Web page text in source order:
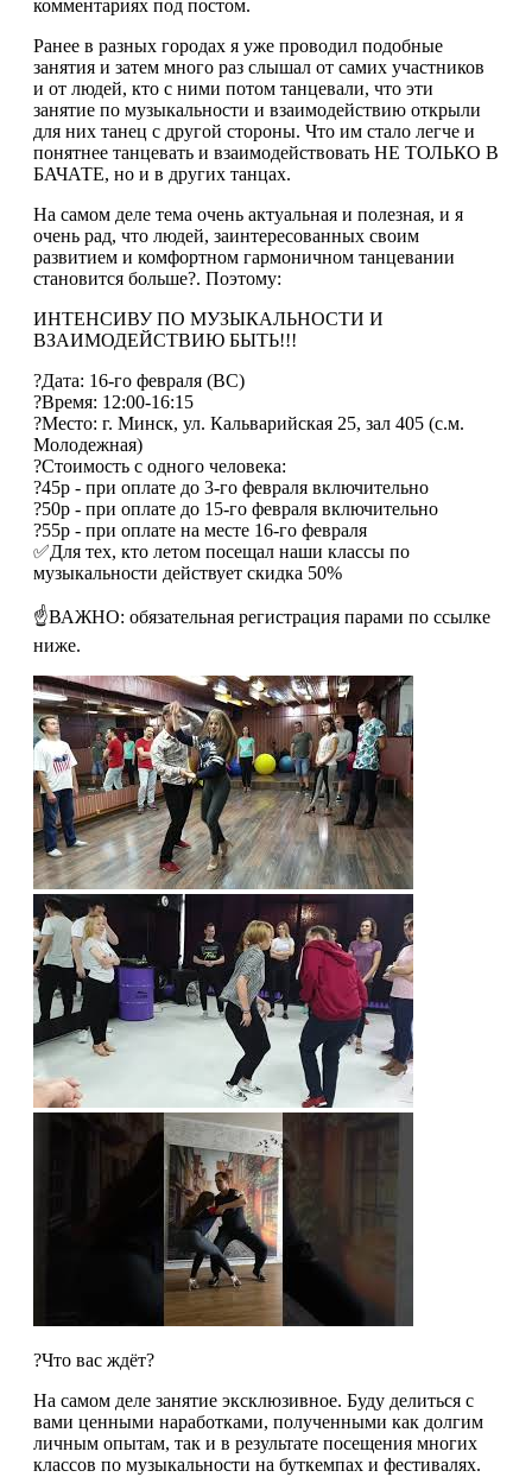
комментариях под постом.
Ранее в разных городах я уже проводил подобные
занятия и затем много раз слышал от самих участников
и от людей, кто с ними потом танцевали, что эти
занятие по музыкальности и взаимодействию открыли
для них танец с другой стороны. Что им стало легче и
понятнее танцевать и взаимодействовать НЕ ТОЛЬКО В
БАЧАТЕ, но и в других танцах.
На самом деле тема очень актуальная и полезная, и я
очень рад, что людей, заинтересованных своим
развитием и комфортном гармоничном танцевании
становится больше?. Поэтому:
ИНТЕНСИВУ ПО МУЗЫКАЛЬНОСТИ И
ВЗАИМОДЕЙСТВИЮ БЫТЬ!!!
?Дата: 16-го февраля (ВС)
?Время: 12:00-16:15
?Место: г. Минск, ул. Кальварийская 25, зал 405 (с.м.
Молодежная)
?Стоимость с одного человека:
?45р - при оплате до 3-го февраля включительно
?50р - при оплате до 15-го февраля включительно
?55р - при оплате на месте 16-го февраля
✅Для тех, кто летом посещал наши классы по
музыкальности действует скидка 50%
☝️ВАЖНО: обязательная регистрация парами по ссылке
ниже.
?Что вас ждёт?
На самом деле занятие эксклюзивное. Буду делиться с
вами ценными наработками, полученными как долгим
личным опытам, так и в результате посещения многих
классов по музыкальности на буткемпах и фестивалях.